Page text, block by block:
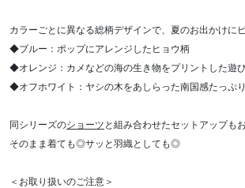
カラーごとに異なる総柄デザインで、夏のお出かけに
◆ブルー：ポップにアレンジしたヒョウ柄
◆オレンジ：カメなどの海の生き物をプリントした遊
◆オフホワイト：ヤシの木をあしらった南国感たっぷ
同シリーズのショーツ と組み合わせたセットアップも
そのまま着ても◎サッと羽織としても◎
＜お取り扱いのご注意＞